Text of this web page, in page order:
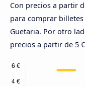
Con precios a partir
para comprar
Guetaria. Por otro
precios a partir de 5